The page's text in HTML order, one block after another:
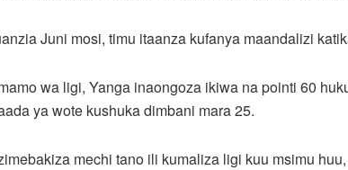
Juni mosi, timu itaanza kufanya maandalizi
wa ligi, Yanga inaongoza ikiwa na pointi 60
ya wote kushuka dimbani mara 25.
mechi tano ili kumaliza ligi kuu msimu